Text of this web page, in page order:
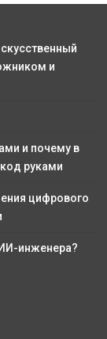
и
и почему в
руками
цифрового
инженера?